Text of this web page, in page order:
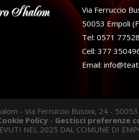
Via Ferruccio
50053 Empoli
Tel: 0571 77528
Cell: 377
Email:
- Via Ferruccio Busoni, 24 -
Policy - Gestisci preferenze
NEL 2025 DAL COMUNE DI